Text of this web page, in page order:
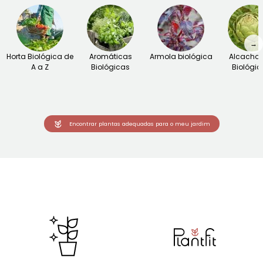
Horta Biológica de
A a Z
Aromáticas
Biológicas
Armola biológica
→
Encontrar plantas adequadas para o meu jardim